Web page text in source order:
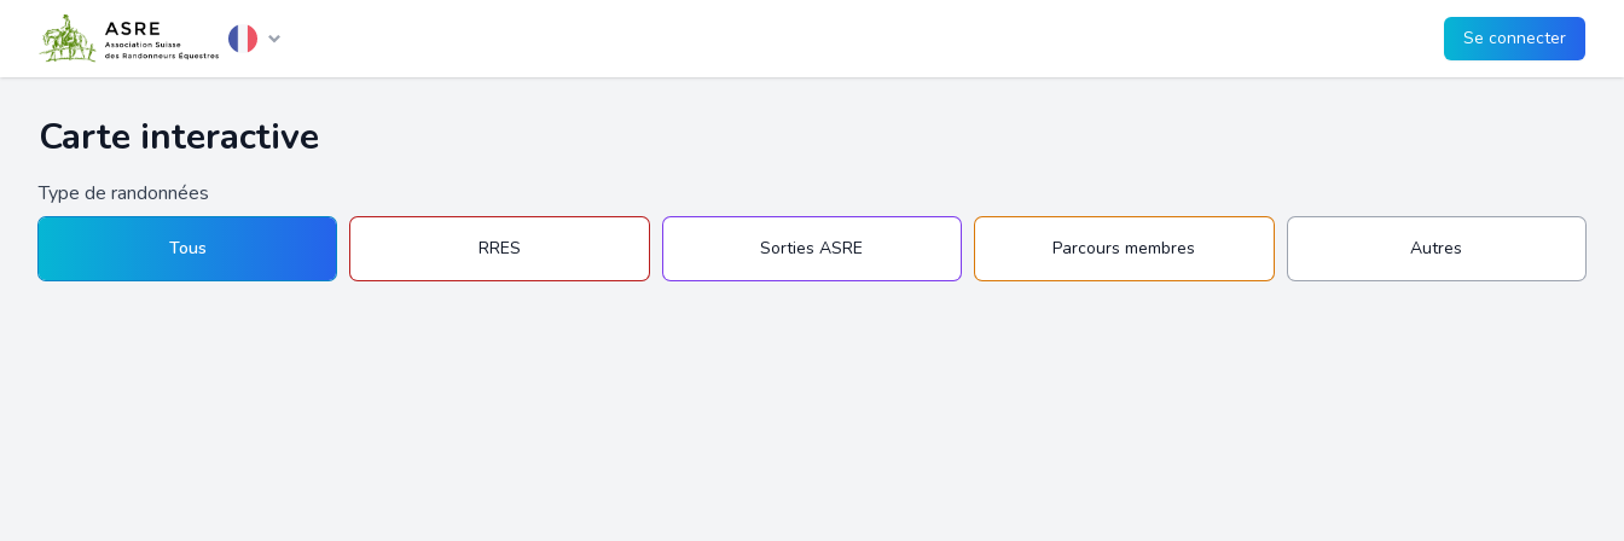
Se connecter
Carte interactive
Type de randonnées
Tous RRES Sorties ASRE Parcours membres Autres